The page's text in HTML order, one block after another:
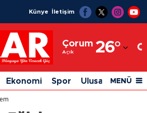
Künye İletişim
Çorum
Açık 26°
Adıyaman
Afyonkarahisar
Ağrı
Ekonomi Spor Ulusal Siyaset
MENÜ